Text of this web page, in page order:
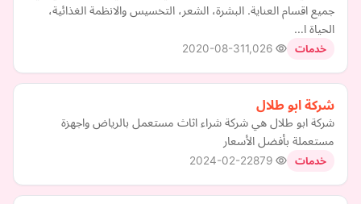
جميع اقسام العناية. البشرة، الشعر، التخسيس والانظمة الغذائية،
الحياة ا…
خدمات 2020-08-31
شركة ابو طلال
شركة ابو طلال هي شركة شراء اثاث مستعمل بالرياض واجهزة
مستعملة بأفضل الأسعار
خدمات 2024-02-22